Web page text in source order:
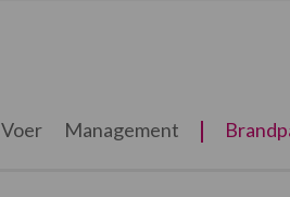
Voer Management